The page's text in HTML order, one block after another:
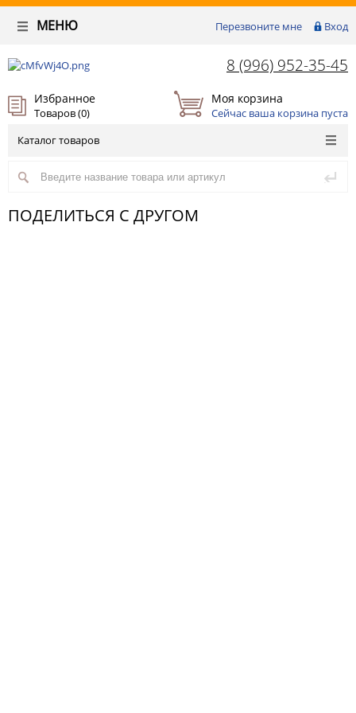
Перезвоните мне Вход
МЕНЮ
8 (996) 952-35-45
Избранное
Товаров (0)
Моя корзина
Сейчас ваша корзина пуста
Каталог товаров
ПОДЕЛИТЬСЯ С ДРУГОМ